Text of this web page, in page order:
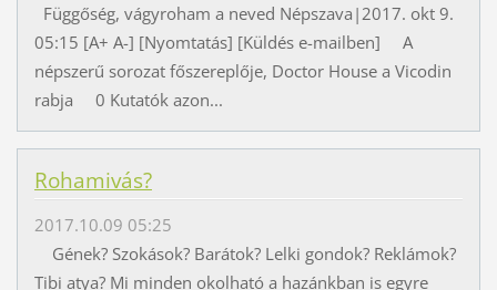
Függőség, vágyroham a neved Népszava|2017. okt 9.
05:15 [A+ A-] [Nyomtatás] [Küldés e-mailben] A
népszerű sorozat főszereplője, Doctor House a Vicodin
rabja 0 Kutatók azon...
Rohamivás?
2017.10.09 05:25
Gének? Szokások? Barátok? Lelki gondok? Reklámok?
Tibi atya? Mi minden okolható a hazánkban is egyre